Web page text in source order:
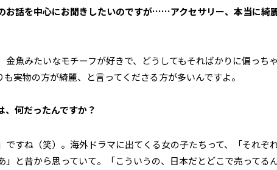
のお話を中心にお聞きしたいのですが……アクセサリー、本当に綺
金魚みたいなモチーフが好きで、どうしてもそればかりに偏っち
実物の方が綺麗、と言ってくださる方が多いんですよ。
、何だったんですか？
ですね（笑）。海外ドラマに出てくる女の子たちって、「それぞ
と昔から思っていて。「こういうの、日本だとどこで売ってる